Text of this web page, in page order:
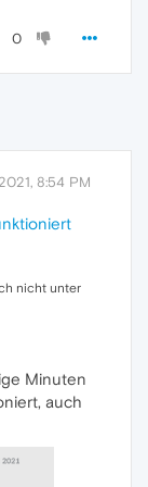
0
8:54 PM
nicht unter
Minuten
auch